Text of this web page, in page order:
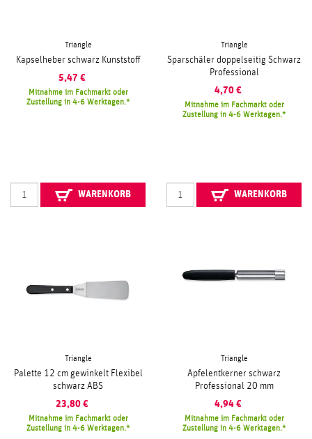
Triangle
Kapselheber schwarz Kunststoff
5,47 €
Mitnahme im Fachmarkt oder
Zustellung in 4-6 Werktagen.
WARENKORB
Triangle
Sparschäler doppelseitig Schwarz
Professional
4,70 €
Mitnahme im Fachmarkt oder
Zustellung in 4-6 Werktagen.
WARENKORB
Triangle
Palette 12 cm gewinkelt Flexibel
schwarz ABS
23,80 €
Mitnahme im Fachmarkt oder
Zustellung in 4-6 Werktagen.
Triangle
Apfelentkerner schwarz
Professional 20 mm
4,94 €
Mitnahme im Fachmarkt oder
Zustellung in 4-6 Werktagen.